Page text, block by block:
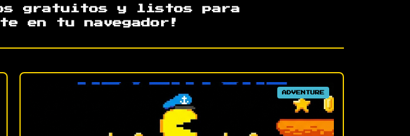
gratuitos y listos para
en tu navegador!
ADVENTURE